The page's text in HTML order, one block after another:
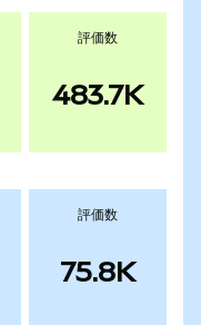
評価数
483.7K
評価数
75.8K